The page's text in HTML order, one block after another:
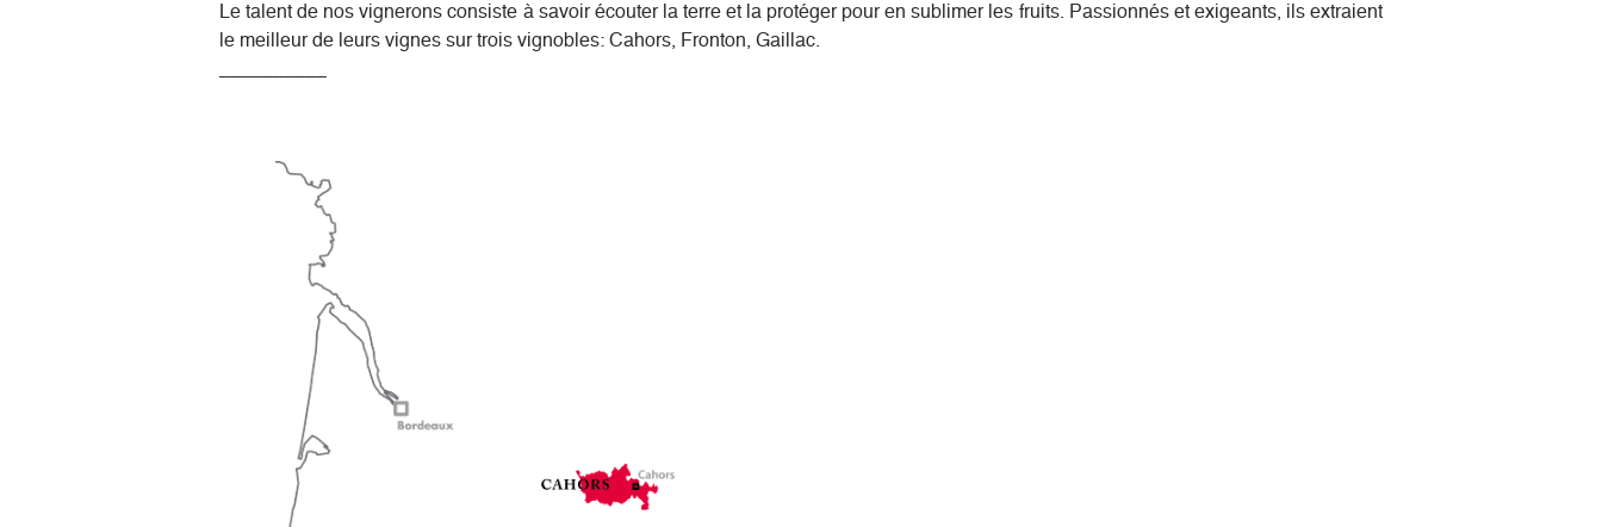
LES LÉGENDES
Le talent de nos vignerons consiste à savoir écouter la terre et la protéger pour en sublimer les fruits. Passionnés et exigeants, ils extraient
le meilleur de leurs vignes sur trois vignobles: Cahors, Fronton, Gaillac.